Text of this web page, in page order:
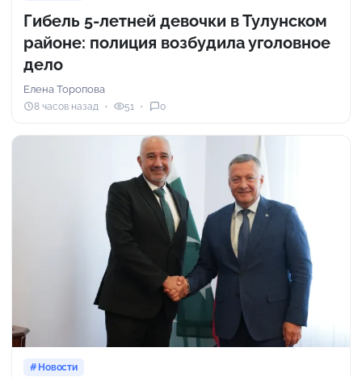
Гибель 5-летней девочки в Тулунском
районе: полиция возбудила уголовное
дело
Елена Торопова
8 часов назад 51 0
Новости